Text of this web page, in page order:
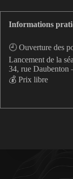
Informations
🕘 Ouverture des
Lancement de la
34, rue Daubenton
💰 Prix libre